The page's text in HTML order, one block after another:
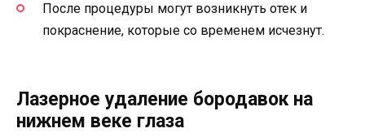
После процедуры могут возникнуть отек и
покраснение, которые со временем исчезнут.
Лазерное удаление бородавок на
нижнем веке глаза